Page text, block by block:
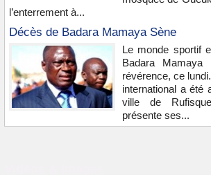
l’enterrement à...
Décès de Badara Mamaya Sène
Le monde sportif
Badara
révérence, ce
international a été
ville de
présente ses...